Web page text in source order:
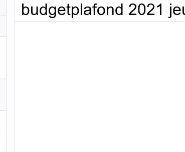
budgetplafond 2021